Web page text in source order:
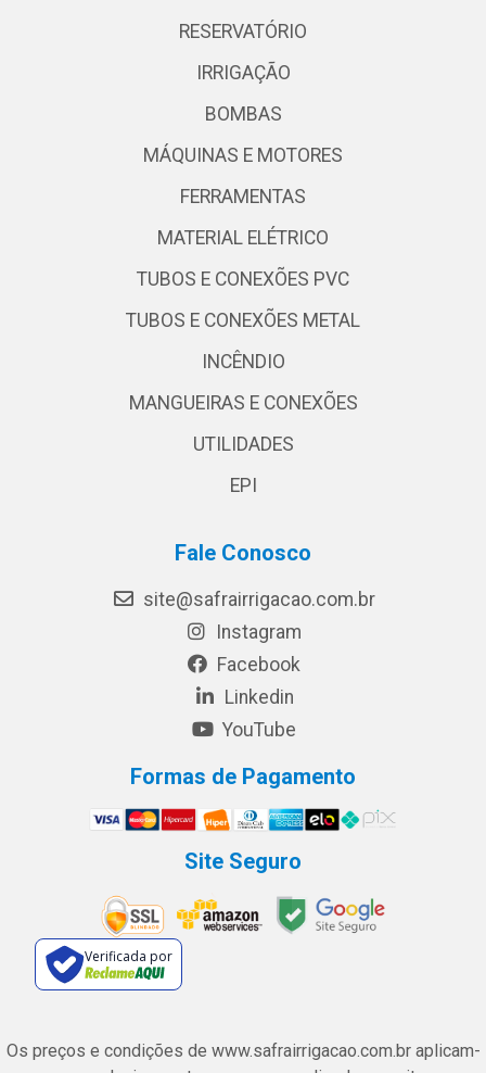
RESERVATÓRIO
IRRIGAÇÃO
BOMBAS
MÁQUINAS E MOTORES
FERRAMENTAS
MATERIAL ELÉTRICO
TUBOS E CONEXÕES PVC
TUBOS E CONEXÕES METAL
INCÊNDIO
MANGUEIRAS E CONEXÕES
UTILIDADES
EPI
Fale Conosco
site@safrairrigacao.com.br
Instagram
Facebook
Linkedin
YouTube
Formas de Pagamento
Site Seguro
Verificada por
Os preços e condições de www.safrairrigacao.com.br aplicam-